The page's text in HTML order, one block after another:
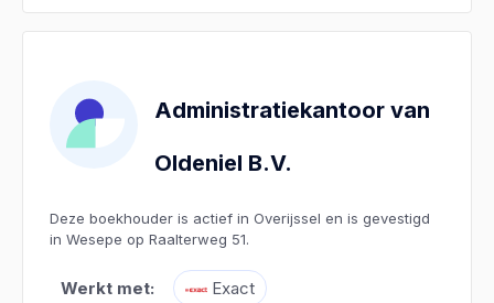
Administratiekantoor van
Oldeniel B.V.
Deze boekhouder is actief in Overijssel en is gevestigd
in Wesepe op Raalterweg 51.
Werkt met: Exact